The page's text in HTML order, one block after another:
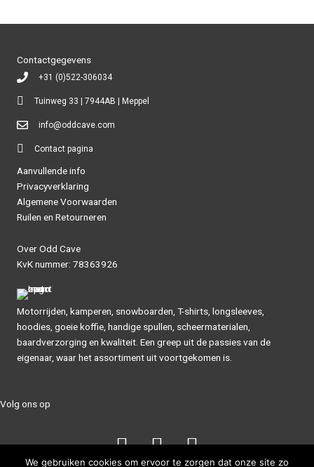
Contactgegevens
+31 (0)522-306034
Tuinweg 33 | 7944AB | Meppel
info@oddcave.com
Contact pagina
Aanvullende info
Privacyverklaring
Algemene Voorwaarden
Ruilen en Retourneren
Over Odd Cave
KvK nummer: 78363926
Motorrijden, kamperen, snowboarden, T-shirts, longsleeves,
hoodies, goeie koffie, handige spullen, scheermaterialen,
baardverzorging en kwaliteit. Een greep uit de passies van de
eigenaar, waar het assortiment uit voortgekomen is.
Volg ons op
We gebruiken cookies om ervoor te zorgen dat onze site zo